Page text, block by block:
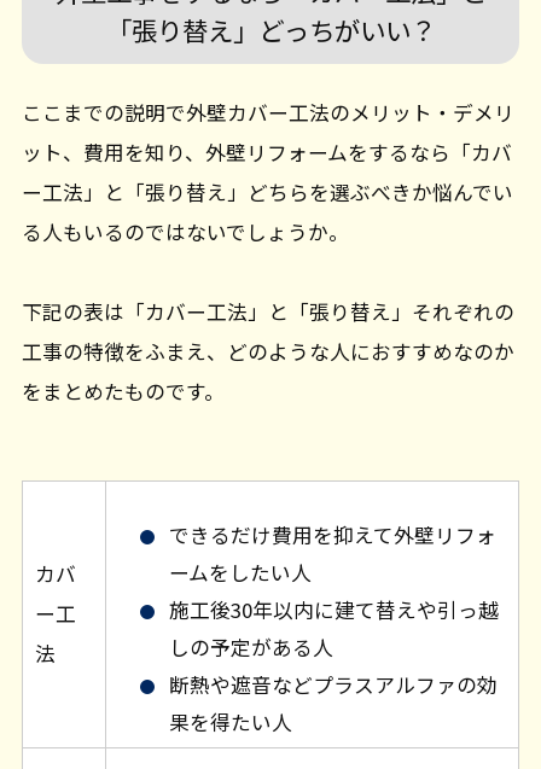
「張り替え」どっちがいい？
ここまでの説明で外壁カバー工法のメリット・デメリ
ット、費用を知り、外壁リフォームをするなら「カバ
ー工法」と「張り替え」どちらを選ぶべきか悩んでい
る人もいるのではないでしょうか。
下記の表は「カバー工法」と「張り替え」それぞれの
工事の特徴をふまえ、どのような人におすすめなのか
をまとめたものです。
カバ
ー工
法
できるだけ費用を抑えて外壁リフォ
ームをしたい人
施工後30年以内に建て替えや引っ越
しの予定がある人
断熱や遮音などプラスアルファの効
果を得たい人